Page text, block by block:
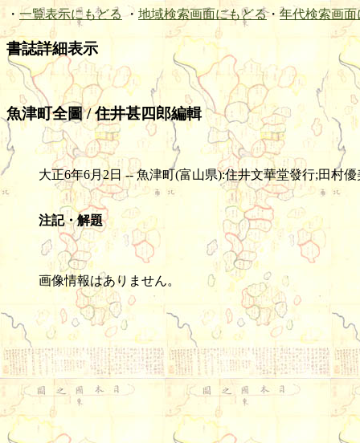
・ 一覧表示にもどる ・ 地域検索画面にもどる・ 年代検索画面
書誌詳細表示
魚津町全圖 / 住井甚四郎編輯
大正6年6月2日 -- 魚津町(富山県):住井文華堂發行;田村
注記・解題
画像情報はありません。